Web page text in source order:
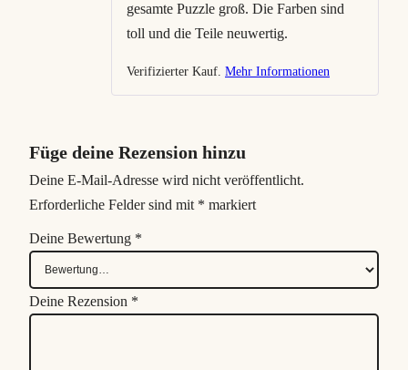
gesamte Puzzle groß. Die Farben sind
toll und die Teile neuwertig.
Verifizierter Kauf. Mehr Informationen
Füge deine Rezension hinzu
Deine E-Mail-Adresse wird nicht veröffentlicht.
Erforderliche Felder sind mit * markiert
Deine Bewertung *
Deine Rezension *